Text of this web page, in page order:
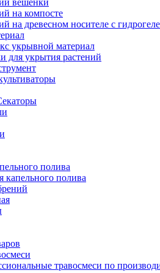
вешенки
на компосте
на древесном носителе с
укрывной материал
для укрытия растений
полива
капельного полива
травосмеси по